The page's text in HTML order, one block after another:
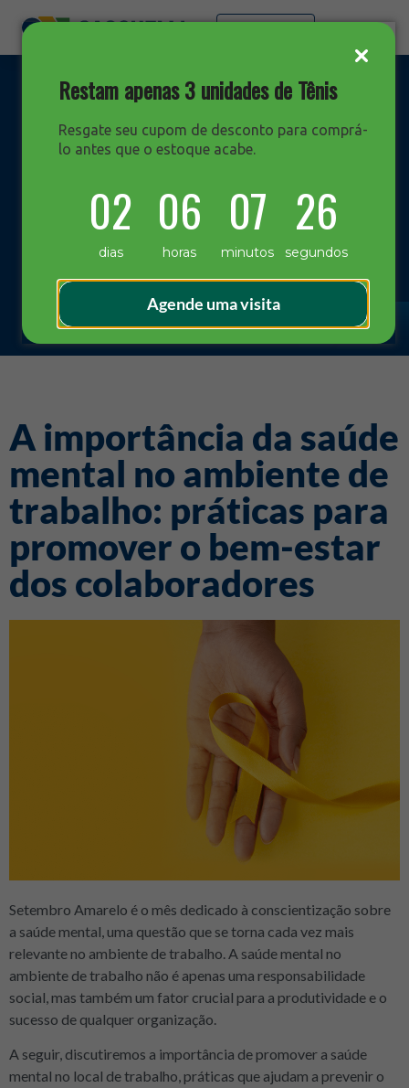
Restam apenas 3 unidades de Tênis
Resgate seu cupom de desconto para comprá-
lo antes que o estoque acabe.
02
dias
06
horas
07
minutos
26
segundos
Agende uma visita
Blog Sacchelli
A importância da saúde
mental no ambiente de
trabalho: práticas para
promover o bem-estar
dos colaboradores
Setembro Amarelo é o mês dedicado à conscientização sobre
a saúde mental, uma questão que se torna cada vez mais
relevante no ambiente de trabalho. A saúde mental no
ambiente de trabalho não é apenas uma responsabilidade
social, mas também um fator crucial para a produtividade e o
sucesso de qualquer organização.
A seguir, discutiremos a importância de promover a saúde
mental no local de trabalho, práticas que ajudam a prevenir o